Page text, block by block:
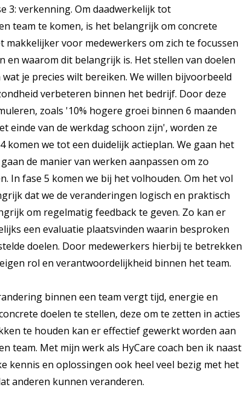
3: verkenning. Om daadwerkelijk tot
team te komen, is het belangrijk om concrete
makkelijker voor medewerkers om zich te focussen
en waarom dit belangrijk is. Het stellen van doelen
je precies wilt bereiken. We willen bijvoorbeeld
verbeteren binnen het bedrijf. Door deze
zoals '10% hogere groei binnen 6 maanden
einde van de werkdag schoon zijn', worden ze
komen we tot een duidelijk actieplan. We gaan het
de manier van werken aanpassen om zo
In fase 5 komen we bij het volhouden. Om het vol
dat we de veranderingen logisch en praktisch
om regelmatig feedback te geven. Zo kan er
een evaluatie plaatsvinden waarin besproken
doelen. Door medewerkers hierbij te betrekken
rol en verantwoordelijkheid binnen het team.
binnen een team vergt tijd, energie en
doelen te stellen, deze om te zetten in acties
te houden kan er effectief gewerkt worden aan
team. Met mijn werk als HyCare coach ben ik naast
kennis en oplossingen ook heel veel bezig met het
anderen kunnen veranderen.